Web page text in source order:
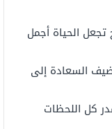
تجعل الحياة أجمل
السعادة إلى
كل اللحظات